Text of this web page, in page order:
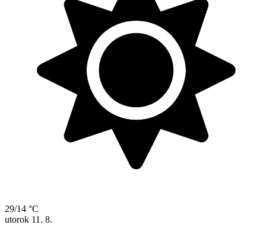
29/14 °C
utorok 11. 8.